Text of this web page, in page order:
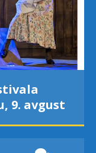
Mogren:
i